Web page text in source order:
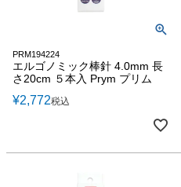
PRM194224
エルゴノミック棒針 4.0mm 長
さ20cm ５本入 Prym プリム
¥2,772税込